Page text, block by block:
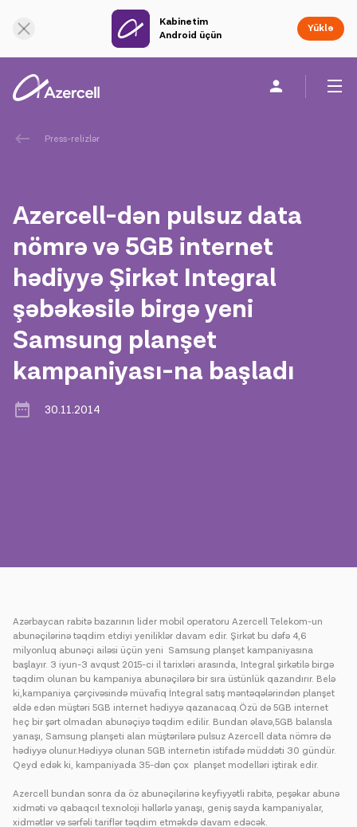
Kabinetim
Android üçün
Yüklə
Fərdi
Korporativ Sosial Məsuliyyət
Dayanıqlılıq
Karyera
Azercell Akademiyası
Press-relizlər
Azercell-dən pulsuz data
nömrə və 5GB internet
hədiyyə Şirkət Integral
şəbəkəsilə birgə yeni
Samsung planşet
kampaniyası-na başladı
30.11.2014
Azərbaycan rabitə bazarının lider mobil operatoru Azercell Telekom-un
abunəçilərinə təqdim etdiyi yeniliklər davam edir. Şirkət bu dəfə 4,6
milyonluq abunəçi ailəsi üçün yeni Samsung planşet kampaniyasına
başlayır. 3 iyun-3 avqust 2015-ci il tarixləri arasında, Integral şirkətilə birgə
təqdim olunan bu kampaniya abunəçilərə bir sıra üstünlük qazandırır. Belə
ki,kampaniya çərçivəsində müvafiq İntegral satış məntəqələrindən planşet
əldə edən müştəri 5GB internet hədiyyə qazanacaq.Özü də 5GB internet
heç bir şərt olmadan abunəçiyə təqdim edilir. Bundan əlavə,5GB balansla
yanaşı, Samsung planşeti alan müştərilərə pulsuz Azercell data nömrə də
hədiyyə olunur.Hədiyyə olunan 5GB internetin istifadə müddəti 30 gündür.
Qeyd edək ki, kampaniyada 35-dən çox planşet modelləri iştirak edir.
Azercell bundan sonra da öz abunəçilərinə keyfiyyətli rabitə, peşəkar abunə
xidməti və qabaqcıl texnoloji həllərlə yanaşı, geniş sayda kampaniyalar,
xidmətlər və sərfəli tariflər təqdim etməkdə davam edəcək.
Onlayn dəstək